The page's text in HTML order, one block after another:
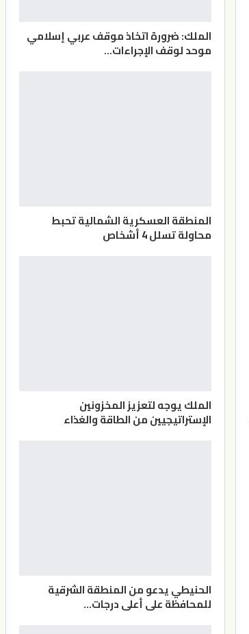
الملك: ضرورة اتخاذ موقف عربي إسلامي
موحد لوقف الإجراءات…
المنطقة العسكرية الشمالية تحبط
محاولة تسلل 4 أشخاص
الملك يوجه لتعزيز المخزونين
الإستراتيجيين من الطاقة والغذاء
الحنيطي يدعو من المنطقة الشرقية
للمحافظة على أعلى درجات…